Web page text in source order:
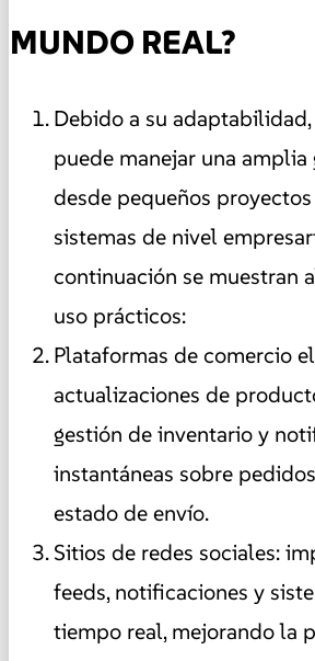
MUNDO REAL?
Debido a su adaptabilidad,
puede manejar una amplia
desde pequeños
sistemas de nivel
continuación se muestran
uso prácticos:
Plataformas de comercio
actualizaciones de
gestión de inventario y
instantáneas sobre
estado de envío.
Sitios de redes sociales:
feeds, notificaciones y
tiempo real, mejorando la